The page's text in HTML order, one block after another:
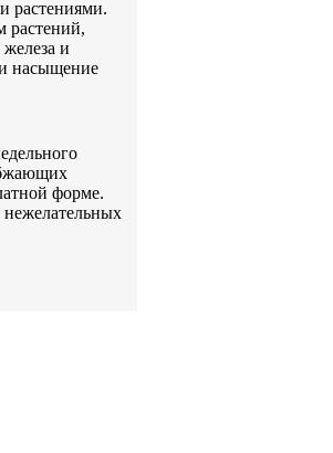
растениями.
растений,
и
насыщение
форме.